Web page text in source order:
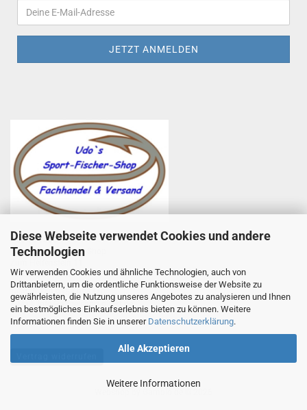
Diese Webseite verwendet Cookies und andere
Technologien
Wir verwenden Cookies und ähnliche Technologien, auch von
Drittanbietern, um die ordentliche Funktionsweise der Website zu
gewährleisten, die Nutzung unseres Angebotes zu analysieren und Ihnen
ein bestmögliches Einkaufserlebnis bieten zu können. Weitere
Informationen finden Sie in unserer Datenschutzerklärung.
Alle Akzeptieren
Weitere Informationen
Udo Totzauer
Udo`s Sport-Fischer-Shop
97753 Karlstadt
Telefon +49 9353 985440
E-Mail
info@angelsport-direkt.de